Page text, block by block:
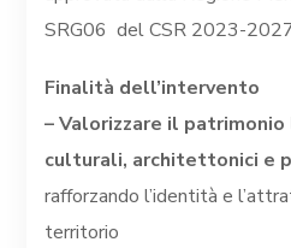
SRG06 del CSR 2023-
Finalità dell’intervento
–Valorizzare il
culturali, architettonici e
rafforzando l’identità e
territorio